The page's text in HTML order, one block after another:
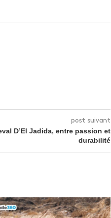
post suivant
D’El Jadida, entre passion et
durabilité